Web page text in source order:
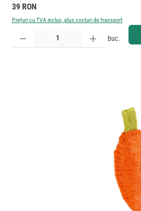
Preț obișnuit:
39 RON
Prețuri cu TVA inclus, plus costuri de transport
Cantitate produs: Introduceți cantitatea dorită
buc.